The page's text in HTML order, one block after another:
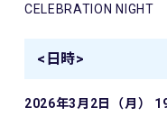
CELEBRATION NIGHT
<日時>
2026年3月2日（月）